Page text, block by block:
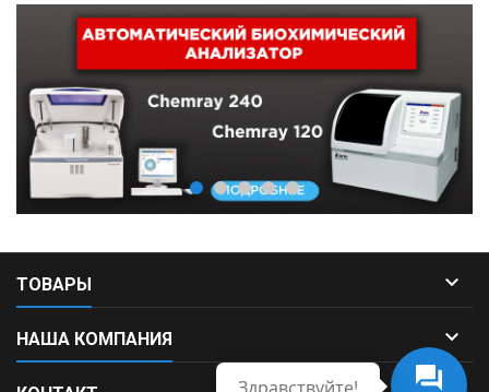
ТОВАРЫ 
НАША КОМПАНИЯ 